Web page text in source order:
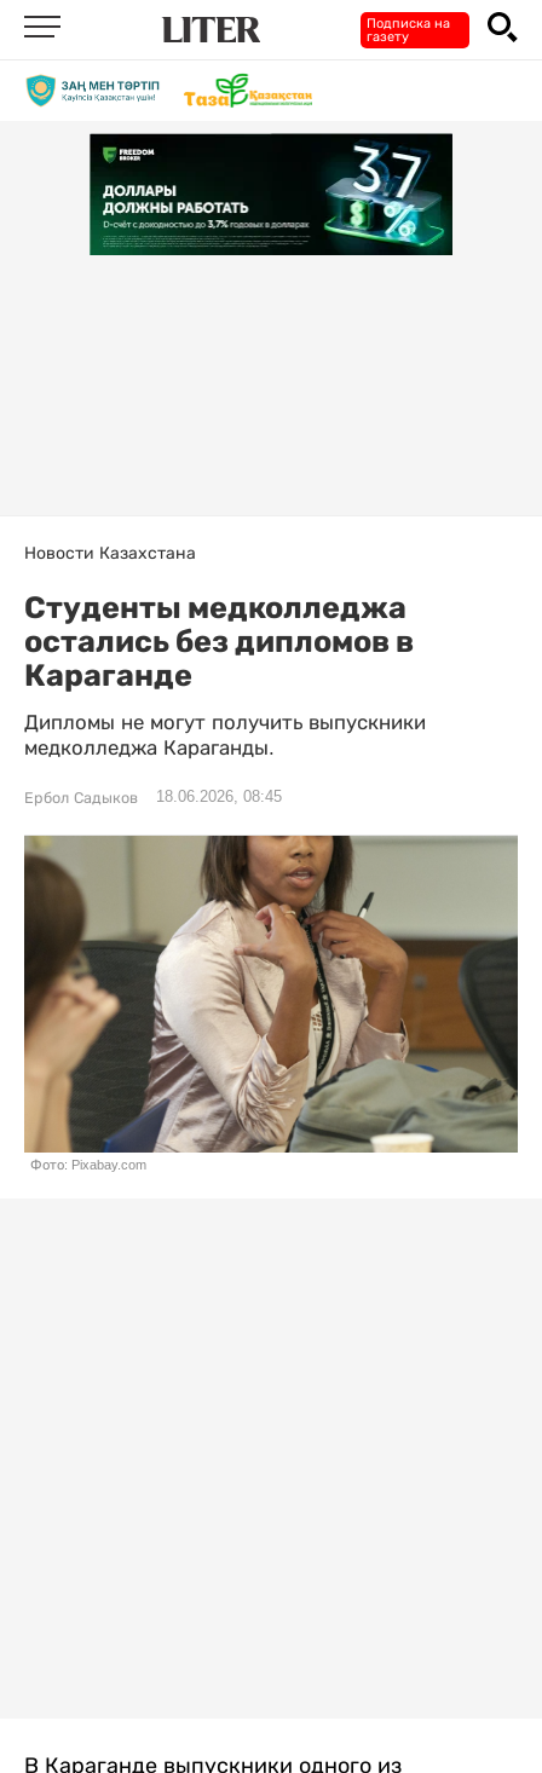
Подписка на
газету
Новости Казахстана
Студенты медколледжа
остались без дипломов в
Караганде
Дипломы не могут получить выпускники
медколледжа Караганды.
Ербол Садыков 18.06.2026, 08:45
Фото: Pixabay.com
В Караганде выпускники одного из